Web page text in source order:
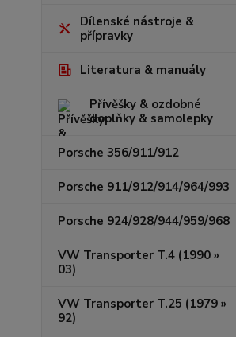
Dílenské nástroje &
přípravky
Literatura & manuály
Přívěšky & ozdobné
doplňky & samolepky
Porsche 356/911/912
Porsche 911/912/914/964/993
Porsche 924/928/944/959/968
VW Transporter T.4 (1990 »
03)
VW Transporter T.25 (1979 »
92)